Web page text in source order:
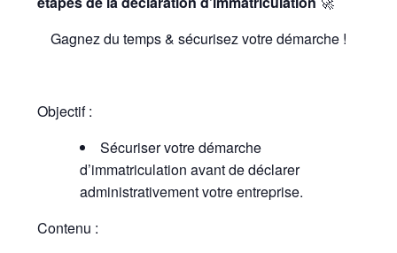
Gagnez du temps & sécurisez votre démarche !
Objectif :
Sécuriser votre démarche
d’immatriculation avant de déclarer
administrativement votre entreprise.
Contenu :